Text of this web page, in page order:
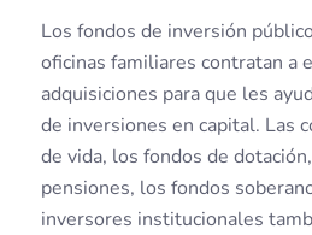
Los fondos de inversión
oficinas familiares contratan a
adquisiciones para que les
de inversiones en capital. Las
de vida, los fondos de
pensiones, los fondos
inversores institucionales